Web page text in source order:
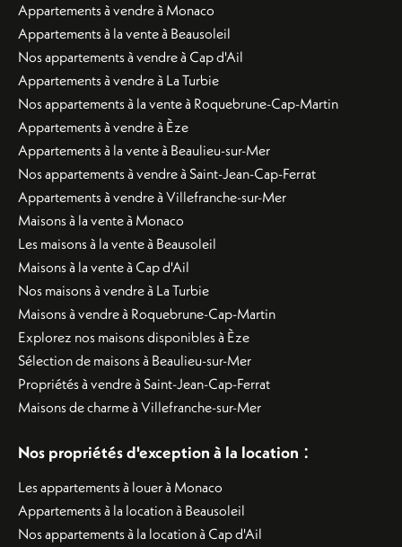
Appartements à vendre à Monaco
Appartements à la vente à Beausoleil
Nos appartements à vendre à Cap d'Ail
Appartements à vendre à La Turbie
Nos appartements à la vente à Roquebrune-Cap-Martin
Appartements à vendre à Èze
Appartements à la vente à Beaulieu-sur-Mer
Nos appartements à vendre à Saint-Jean-Cap-Ferrat
Appartements à vendre à Villefranche-sur-Mer
Maisons à la vente à Monaco
Les maisons à la vente à Beausoleil
Maisons à la vente à Cap d'Ail
Nos maisons à vendre à La Turbie
Maisons à vendre à Roquebrune-Cap-Martin
Explorez nos maisons disponibles à Èze
Sélection de maisons à Beaulieu-sur-Mer
Propriétés à vendre à Saint-Jean-Cap-Ferrat
Maisons de charme à Villefranche-sur-Mer
Nos propriétés d'exception à la location :
Les appartements à louer à Monaco
Appartements à la location à Beausoleil
Nos appartements à la location à Cap d'Ail